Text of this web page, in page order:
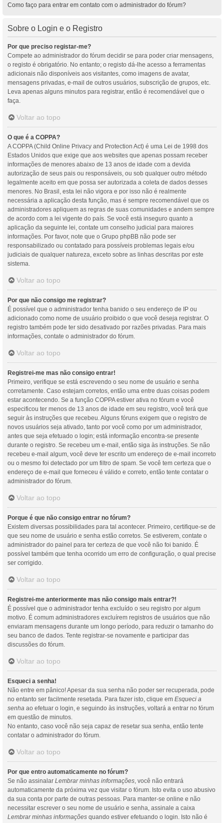
Como faço para entrar em contato com o administrador do fórum?
Sobre o Login e o Registro
Por que preciso registar-me?
Compete ao administrador do fórum decidir se para poder criar mensagens,
o registo é obrigatório. No entanto; o registo dá-lhe acesso a ferramentas
adicionais não disponíveis aos visitantes, como imagens de avatar,
mensagens privadas, e-mail de outros usuários, subscrição de grupos, etc.
Leva apenas alguns minutos para registrar, então é recomendável que o
faça.
Voltar ao topo
O que é a COPPA?
A COPPA (Child Online Privacy and Protection Act) é uma Lei de 1998 dos
Estados Unidos que exige que aos websites que apenas possam receber
informações de menores abaixo de 13 anos de idade com a devida
autorização de seus pais ou responsáveis, ou sob qualquer outro método
legalmente aceito em que possa ser autorizada a coleta de dados desses
menores. No Brasil, esta lei não vigora e por isso não é realmente
necessária a aplicação desta função, mas é sempre recomendável que os
administradores apliquem as regras de suas comunidades e andem sempre
de acordo com a lei vigente do país. Se você está inseguro quanto a
aplicação da seguinte lei, contate um conselho judicial para maiores
informações. Por favor, note que o Grupo phpBB não pode ser
responsabilizado ou contatado para possíveis problemas legais e/ou
judiciais de qualquer natureza, exceto sobre as linhas descritas por este
sistema.
Voltar ao topo
Por que não consigo me registrar?
É possível que o administrador tenha banido o seu endereço de IP ou
adicionado como nome de usuário proibido o que você deseja registrar. O
registro também pode ter sido desativado por razões privadas. Para mais
informações, contate o administrador do fórum.
Voltar ao topo
Registrei-me mas não consigo entrar!
Primeiro, verifique se está escrevendo o seu nome de usuário e senha
corretamente. Caso estejam corretos, então uma entre duas coisas podem
estar acontecendo. Se a função COPPA estiver ativa no fórum e você
especificou ter menos de 13 anos de idade em seu registro, você terá que
seguir às instruções que recebeu. Alguns fóruns exigem que o registro de
novos usuários seja ativado, tanto por você como por um administrador,
antes que seja efetuado o login; está informação encontra-se presente
durante o registro. Se recebeu um e-mail, então siga às instruções. Se não
recebeu e-mail algum, você deve ter escrito um endereço de e-mail incorreto
ou o mesmo foi detectado por um filtro de spam. Se você tem certeza que o
endereço de e-mail que forneceu é válido e correto, então tente contatar o
administrador do fórum.
Voltar ao topo
Porque é que não consigo entrar no fórum?
Existem diversas possibilidades para tal acontecer. Primeiro, certifique-se de
que seu nome de usuário e senha estão corretos. Se estiverem, contate o
administrador do painel para ter certeza de que você não foi banido. É
possível também que tenha ocorrido um erro de configuração, o qual precise
ser corrigido.
Voltar ao topo
Registrei-me anteriormente mas não consigo mais entrar?!
É possível que o administrador tenha excluído o seu registro por algum
motivo. É comum administradores excluírem registros de usuários que não
enviaram mensagens durante um longo período, para reduzir o tamanho do
seu banco de dados. Tente registrar-se novamente e participar das
discussões do fórum.
Voltar ao topo
Esqueci a senha!
Não entre em pânico! Apesar da sua senha não poder ser recuperada, pode
no entanto ser facilmente resetada. Para fazer isto, clique em Esqueci a
senha ao efetuar o login, e seguindo às instruções, voltará a entrar no fórum
em questão de minutos.
No entanto, caso você não seja capaz de resetar sua senha, então tente
contatar o administrador do fórum.
Voltar ao topo
Por que entro automaticamente no fórum?
Se não assinalar Lembrar minhas informações, você não entrará
automaticamente da próxima vez que visitar o fórum. Isto evita o uso abusivo
da sua conta por parte de outras pessoas. Para manter-se online e não
necessitar escrever o seu nome de usuário e senha, assinale a caixa
Lembrar minhas informações quando estiver efetuando o login. Isto não é